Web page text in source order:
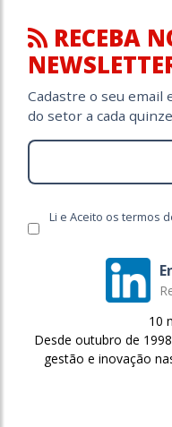
RECEBA
Cadastre o seu email
do setor a cada
Li e Aceito os termos
10
Desde outubro de
gestão e inovação